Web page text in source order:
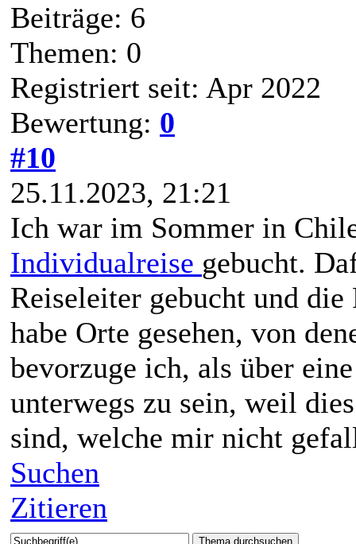
Beiträge: 6
Themen: 0
Registriert seit: Apr 2022
Bewertung: 0
#10
25.11.2023, 21:21
Ich war im Sommer in
Individualreise gebucht.
Reiseleiter gebucht und
habe Orte gesehen, von
bevorzuge ich, als über
unterwegs zu sein, weil
sind, welche mir nicht
Suchen
Zitieren